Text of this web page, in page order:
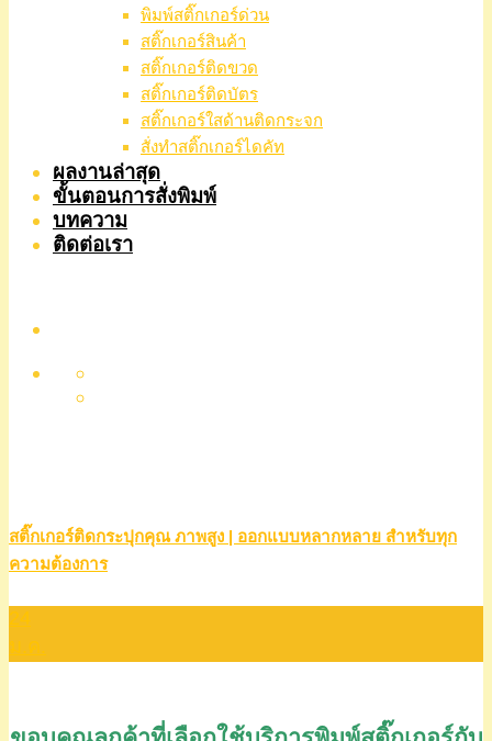
พิมพ์สติ๊กเกอร์ด่วน
สติ๊กเกอร์สินค้า
สติ๊กเกอร์ติดขวด
สติ๊กเกอร์ติดบัตร
สติ๊กเกอร์ใสด้านติดกระจก
สั่งทําสติ๊กเกอร์ไดคัท
ผลงานล่าสุด
ขั้นตอนการสั่งพิมพ์
บทความ
ติดต่อเรา
สติ๊กเกอร์ติดกระปุกคุณ ภาพสูง | ออกแบบหลากหลาย สำหรับทุก
ความต้องการ
24
ม.ค.